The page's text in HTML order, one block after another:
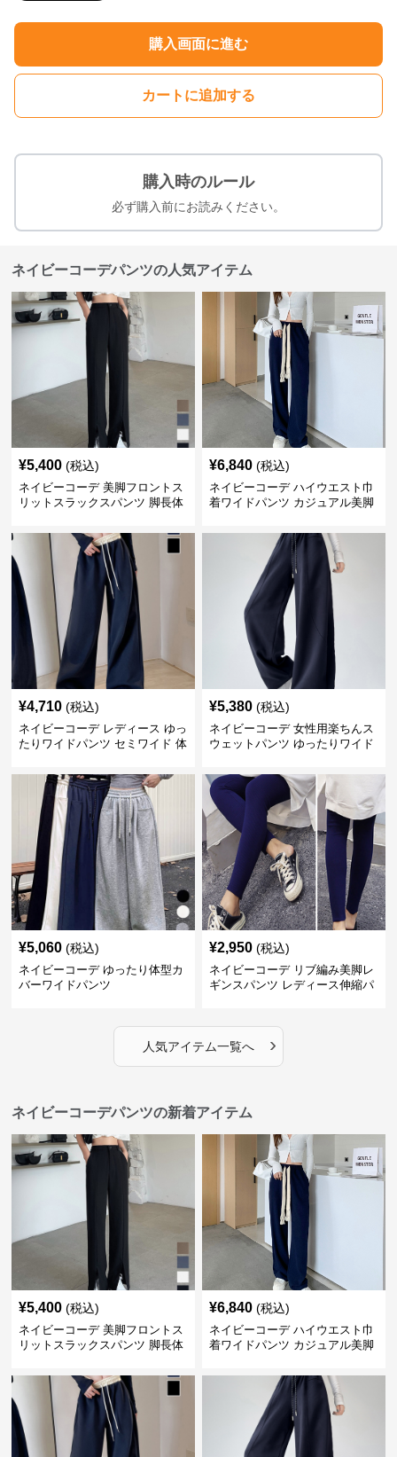
購入画面に進む
カートに追加する
購入時のルール
必ず購入前にお読みください。
ネイビーコーデパンツの人気アイテム
¥5,400 (税込)
ネイビーコーデ 美脚フロントス
リットスラックスパンツ 脚長体
¥6,840 (税込)
ネイビーコーデ ハイウエスト巾
着ワイドパンツ カジュアル美脚
¥4,710 (税込)
ネイビーコーデ レディース ゆっ
たりワイドパンツ セミワイド 体
¥5,380 (税込)
ネイビーコーデ 女性用楽ちんス
ウェットパンツ ゆったりワイド
¥5,060 (税込)
ネイビーコーデ ゆったり体型カ
バーワイドパンツ
¥2,950 (税込)
ネイビーコーデ リブ編み美脚レ
ギンスパンツ レディース伸縮パ
人気アイテム一覧へ ›
ネイビーコーデパンツの新着アイテム
¥5,400 (税込)
ネイビーコーデ 美脚フロントス
リットスラックスパンツ 脚長体
¥6,840 (税込)
ネイビーコーデ ハイウエスト巾
着ワイドパンツ カジュアル美脚